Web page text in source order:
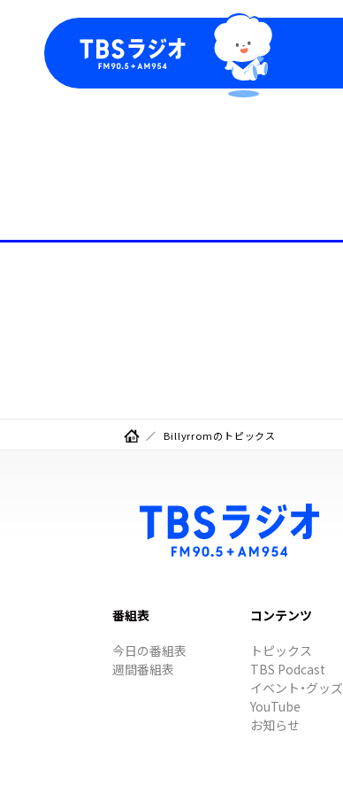
Billyrromのトピックス
番組表
今日の番組表
週間番組表
コンテンツ
トピックス
TBS Podcast
イベント・グッズ
YouTube
お知らせ